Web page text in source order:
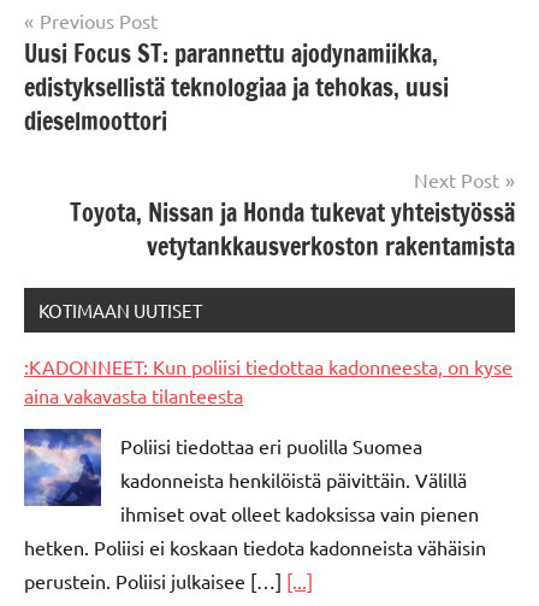
Post
navigation
Previous Post
Uusi Focus ST: parannettu ajodynamiikka,
edistyksellistä teknologiaa ja tehokas, uusi
dieselmoottori
Next Post
Toyota, Nissan ja Honda tukevat yhteistyössä
vetytankkausverkoston rakentamista
KOTIMAAN UUTISET
:KADONNEET: Kun poliisi tiedottaa kadonneesta, on kyse
aina vakavasta tilanteesta
Poliisi tiedottaa eri puolilla Suomea
kadonneista henkilöistä päivittäin. Välillä
ihmiset ovat olleet kadoksissa vain pienen
hetken. Poliisi ei koskaan tiedota kadonneista vähäisin
perustein. Poliisi julkaisee […] [...]